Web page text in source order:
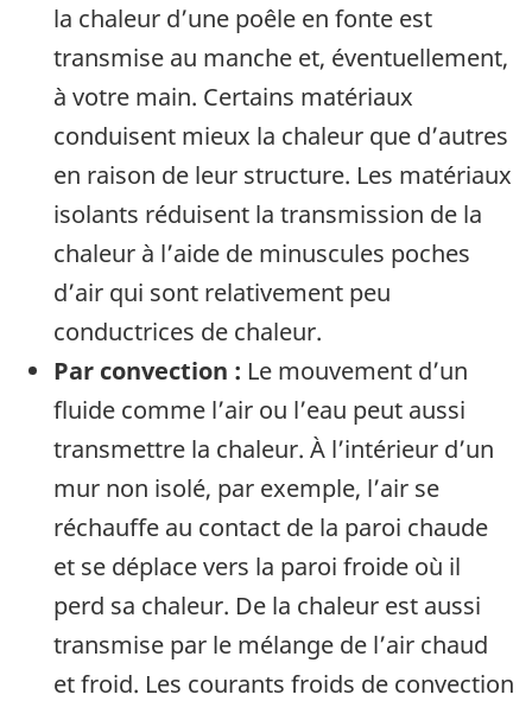
la chaleur d’une poêle en fonte est
transmise au manche et, éventuellement,
à votre main. Certains matériaux
conduisent mieux la chaleur que d’autres
en raison de leur structure. Les matériaux
isolants réduisent la transmission de la
chaleur à l’aide de minuscules poches
d’air qui sont relativement peu
conductrices de chaleur.
Par convection : Le mouvement d’un
fluide comme l’air ou l’eau peut aussi
transmettre la chaleur. À l’intérieur d’un
mur non isolé, par exemple, l’air se
réchauffe au contact de la paroi chaude
et se déplace vers la paroi froide où il
perd sa chaleur. De la chaleur est aussi
transmise par le mélange de l’air chaud
et froid. Les cou­rants froids de convection